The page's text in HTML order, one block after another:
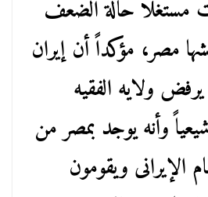
مستغلاً حالة الضعف
مصر، مؤكداً أن إيران
ولايه الفقيه
وأنه يوجد بمصر من
الإيرانى ويقومون